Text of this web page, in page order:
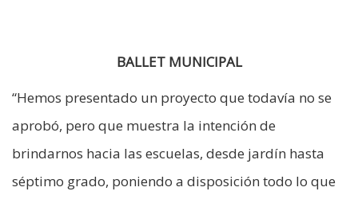
BALLET MUNICIPAL
“Hemos presentado un proyecto que todavía no se
aprobó, pero que muestra la intención de
brindarnos hacia las escuelas, desde jardín hasta
séptimo grado, poniendo a disposición todo lo que